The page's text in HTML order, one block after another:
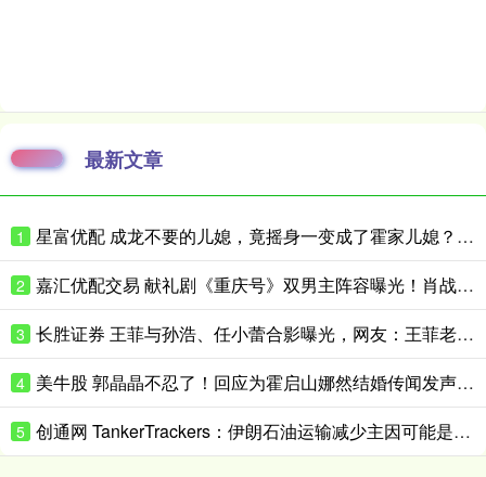
最新文章
1 星富优配 成龙不要的儿媳，竟摇身一变成了霍家儿媳？感到意外的何止他一人
2 嘉汇优配交易 献礼剧《重庆号》双男主阵容曝光！肖战无缝衔接进组，搭档老顶流
3 长胜证券 王菲与孙浩、任小蕾合影曝光，网友：王菲老了，眼角下垂皱纹明显
4 美牛股 郭晶晶不忍了！回应为霍启山娜然结婚传闻发声之事，我们都被骗了
5 创通网 TankerTrackers：伊朗石油运输减少主因可能是泄漏事故 而非美国封锁